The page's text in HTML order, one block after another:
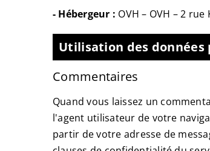
- Hébergeur : OVH – OVH – 2
Utilisation des données
Commentaires
Quand vous laissez un
l'agent utilisateur de votre
partir de votre adresse de